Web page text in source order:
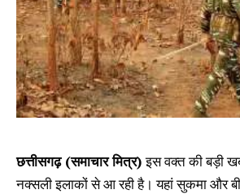
छत्तीसगढ़ (समाचार मित्र)इस वक्त की बड़ी
नक्सली इलाकों से आ रही है। यहां सुकमा और